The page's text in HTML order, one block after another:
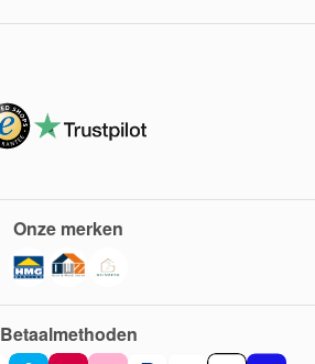
Betaalmethoden
Onze merken